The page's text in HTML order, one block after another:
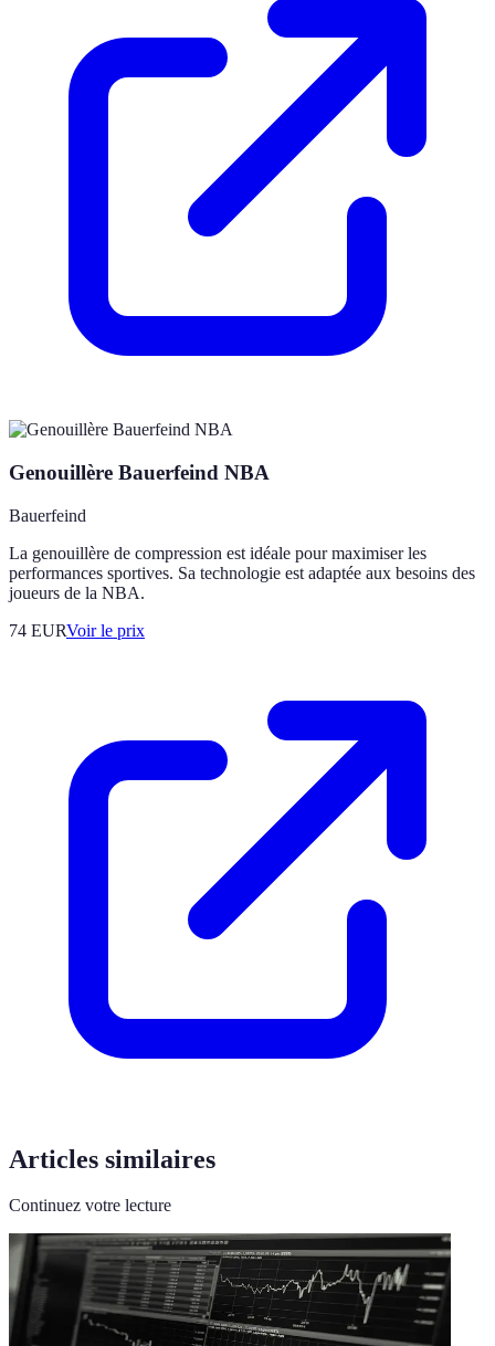
Genouillère Bauerfeind NBA
Bauerfeind
La genouillère de compression est idéale pour maximiser les
performances sportives. Sa technologie est adaptée aux besoins des
joueurs de la NBA.
74 EURVoir le prix
Articles similaires
Continuez votre lecture